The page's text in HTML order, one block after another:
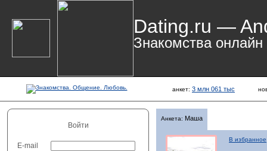
Dating.ru —
Знакомства онлайн
анкет: 3 млн 061 тыс
Войти
E-mail
Анкета: Маша
В избранное